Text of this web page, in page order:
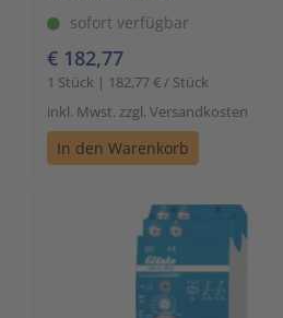
sofort verfügbar
€ 182,77
1 Stück | 182,77 € / Stück
inkl. Mwst. zzgl. Versandkosten
In den Warenkorb